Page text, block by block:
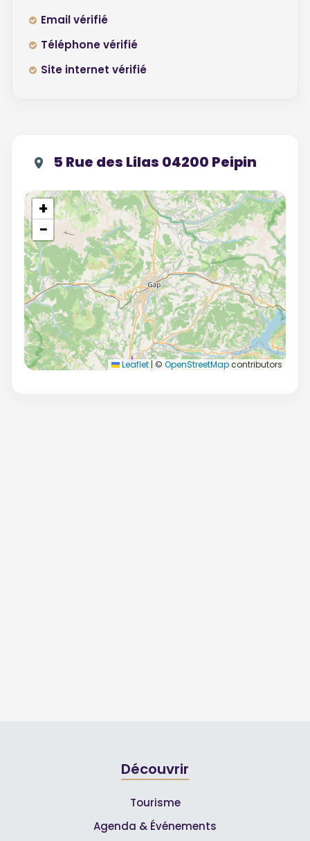
Email vérifié
Téléphone vérifié
Site internet vérifié
5 Rue des Lilas 04200 Peipin
+
−
Leaflet | © OpenStreetMapcontributors
Découvrir
Tourisme
Agenda & Événements